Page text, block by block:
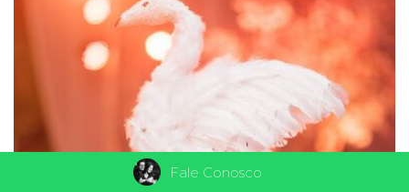
Fale Conosco